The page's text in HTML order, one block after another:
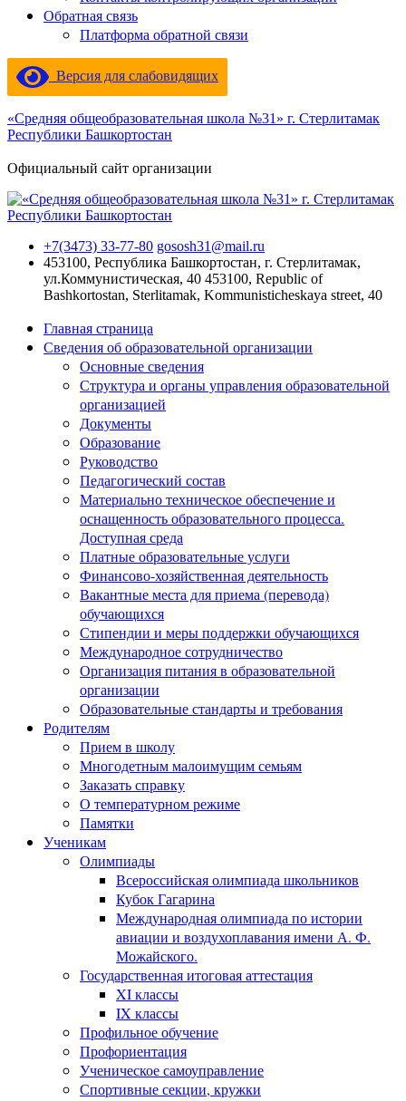
Обратная связь
Платформа обратной связи
Версия для слабовидящих
«Средняя общеобразовательная школа №31» г. Стерлитамак
Республики Башкортостан
Официальный сайт организации
+7(3473) 33-77-80 gososh31@mail.ru
453100, Республика Башкортостан, г. Стерлитамак,
ул.Коммунистическая, 40 453100, Republic of
Bashkortostan, Sterlitamak, Kommunisticheskaya street, 40
Главная страница
Сведения об образовательной организации
Основные сведения
Структура и органы управления образовательной
организацией
Документы
Образование
Руководство
Педагогический состав
Материально техническое обеспечение и
оснащенность образовательного процесса.
Доступная среда
Платные образовательные услуги
Финансово-хозяйственная деятельность
Вакантные места для приема (перевода)
обучающихся
Стипендии и меры поддержки обучающихся
Международное сотрудничество
Организация питания в образовательной
организации
Образовательные стандарты и требования
Родителям
Прием в школу
Многодетным малоимущим семьям
Заказать справку
О температурном режиме
Памятки
Ученикам
Олимпиады
Всероссийская олимпиада школьников
Кубок Гагарина
Международная олимпиада по истории
авиации и воздухоплавания имени А. Ф.
Можайского.
Государственная итоговая аттестация
XI классы
IX классы
Профильное обучение
Профориентация
Ученическое самоуправление
Спортивные секции, кружки